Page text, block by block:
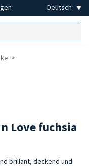
Love fuchsia
brillant, deckend und